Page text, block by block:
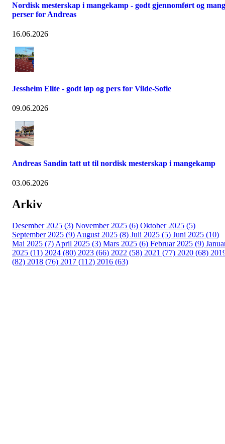
Nordisk mesterskap i mangekamp - godt gjennomført og
perser for Andreas
16.06.2026
Jessheim Elite - godt løp og pers for Vilde-Sofie
09.06.2026
Andreas Sandin tatt ut til nordisk mesterskap i mangekamp
03.06.2026
Arkiv
Desember 2025 (3) November 2025 (6) Oktober 2025 (5)
September 2025 (9) August 2025 (8) Juli 2025 (5) Juni 2025 (10)
Mai 2025 (7) April 2025 (3) Mars 2025 (6) Februar 2025 (9)
2025 (11) 2024 (80) 2023 (66) 2022 (58) 2021 (77) 2020 (68)
(82) 2018 (76) 2017 (112) 2016 (63)